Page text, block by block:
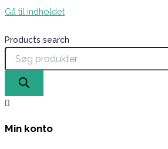
Gå til indholdet
Products search
Min konto